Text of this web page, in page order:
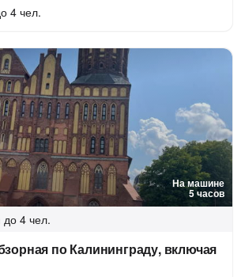
4 чел.
На машине
5 часов
до 4 чел.
по Калининграду, включая